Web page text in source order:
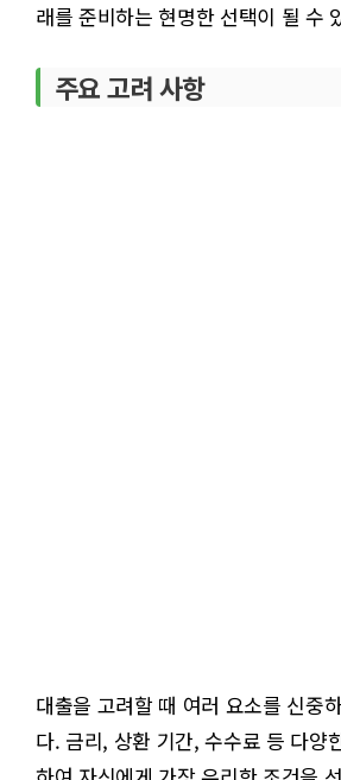
래를 준비하는 현명한 선택이 될 수
주요 고려 사항
대출을 고려할 때 여러 요소를 신중
다. 금리, 상환 기간, 수수료 등 다양